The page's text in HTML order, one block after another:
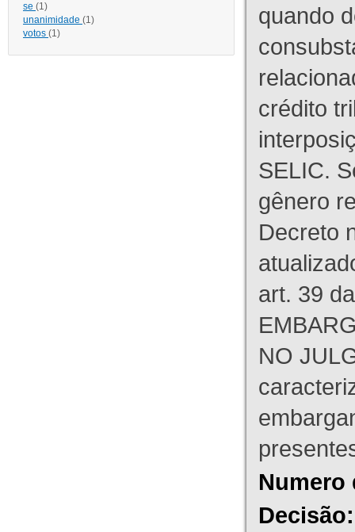
se (1)
unanimidade (1)
votos (1)
quando
crédito
SELIC.
gênero
Decreto
art. 39
NO
Numero
Decisão: